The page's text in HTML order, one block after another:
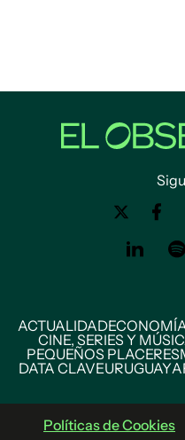
ACTUALIDAD
CINE, SERIES Y
PEQUEÑOS PLACERES
DATA CLAVEURUGUAY
Políticas de Cookies